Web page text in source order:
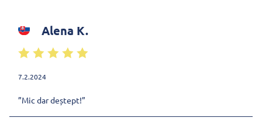
Alena K.
7.2.2024
”Mic dar deștept!”